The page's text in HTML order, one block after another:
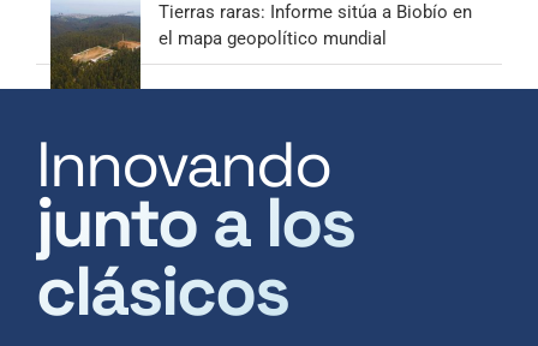
Tierras raras: Informe sitúa a Biobío en
el mapa geopolítico mundial
Innovando
junto a los
clásicos